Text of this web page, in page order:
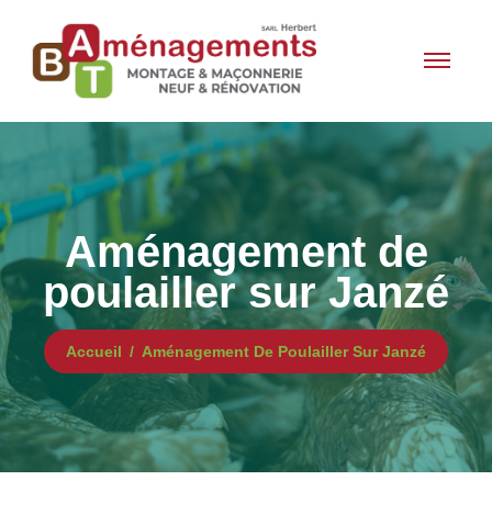
Aménagement de
poulailler sur Janzé
Accueil Aménagement De Poulailler Sur Janzé